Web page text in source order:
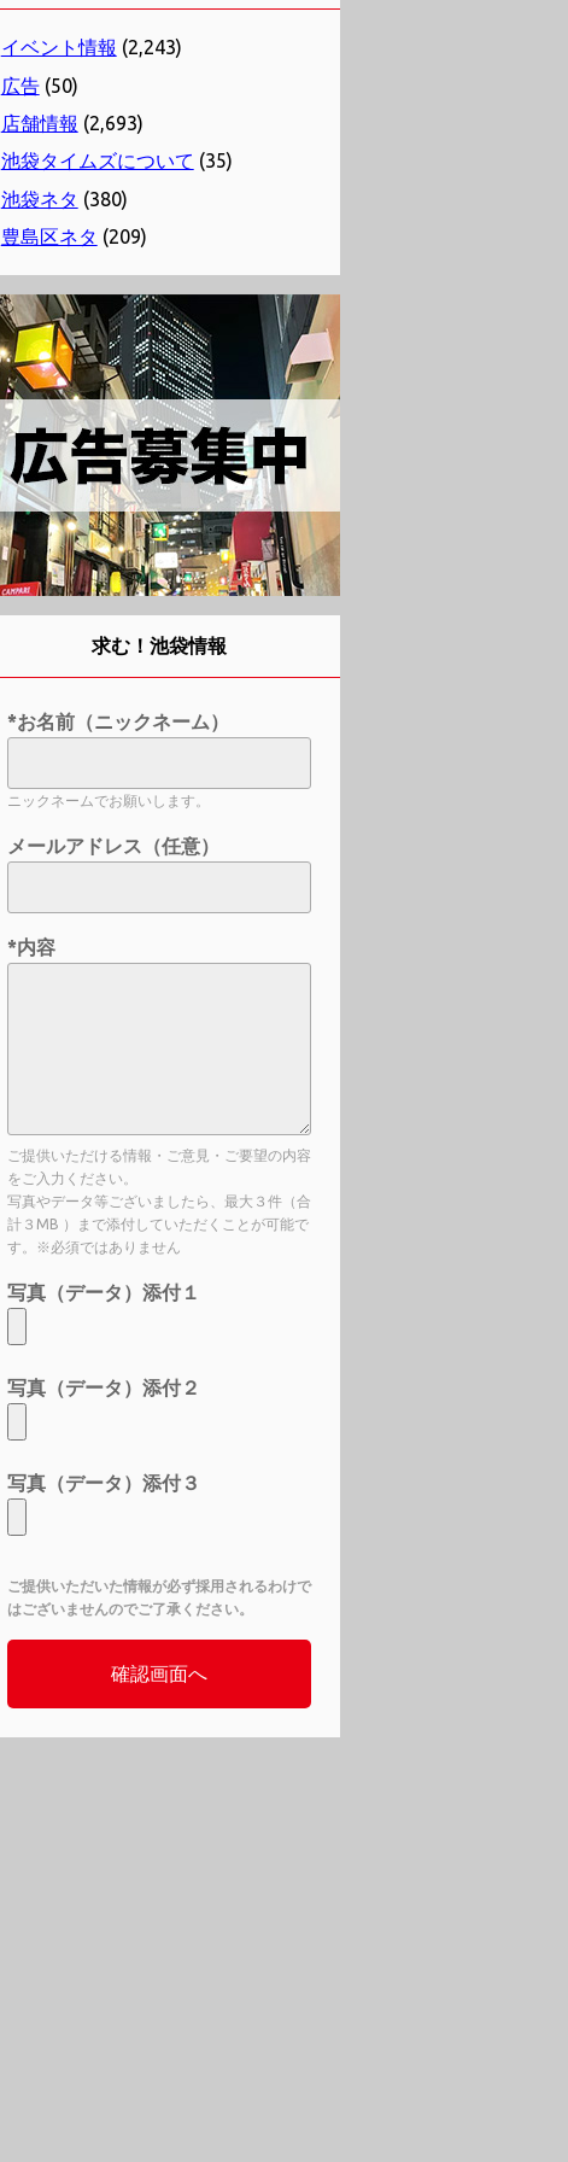
イベント情報 (2,243)
広告(50)
店舗情報 (2,693)
池袋タイムズについて (35)
池袋ネタ (380)
豊島区ネタ (209)
求む！池袋情報
*お名前（ニックネーム）
ニックネームでお願いします。
メールアドレス（任意）
*内容
ご提供いただける情報・ご意見・ご要望の内容
をご入力ください。
写真やデータ等ございましたら、最大３件（合
計３MB ）まで添付していただくことが可能で
す。※必須ではありません
写真（データ）添付１
写真（データ）添付２
写真（データ）添付３
ご提供いただいた情報が必ず採用されるわけで
はございませんのでご了承ください。